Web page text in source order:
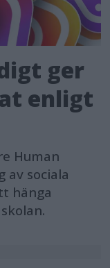
ger
enligt
Human
av sociala
hänga